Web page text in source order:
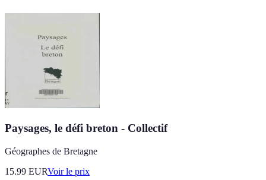
Paysages, le défi breton - Collectif
Géographes de Bretagne
15.99 EURVoir le prix